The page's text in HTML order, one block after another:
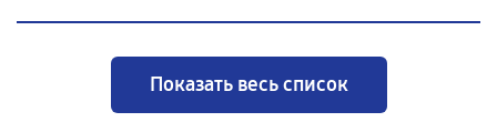
Показать весь список